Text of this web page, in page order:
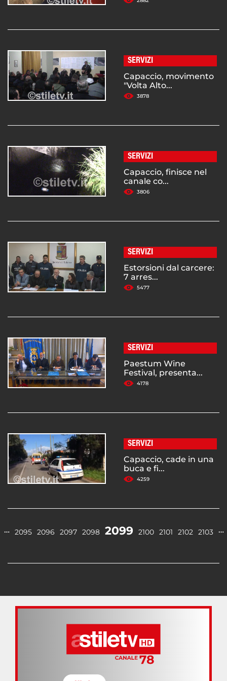
SERVIZI
Capaccio, movimento
"Volta Alto...
3878
SERVIZI
Capaccio, finisce nel
canale co...
3806
SERVIZI
Estorsioni dal carcere:
7 arres...
5477
SERVIZI
Paestum Wine
Festival, presenta...
4178
SERVIZI
Capaccio, cade in una
buca e fi...
4259
… 2095 2096 2097 2098 2099 2100 2101 2102 2103 …